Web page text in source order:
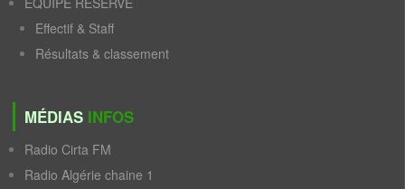
Effectif & Staff
Résultats & classement
MÉDIAS INFOS
Radio Cirta FM
Radio Algérie chaine 1